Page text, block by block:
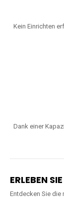
Kein Einrichten
Dank einer
ERLEBEN
Entdecken Sie die